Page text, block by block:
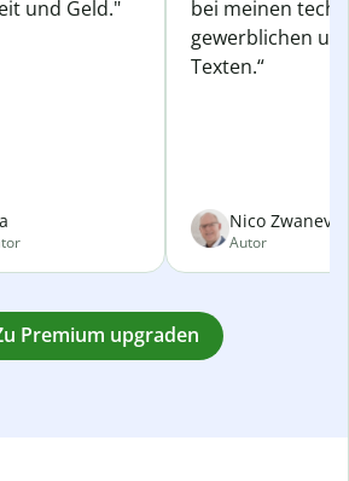
und Geld."
bei meinen
gewerblichen
Texten.“
Nico
Autor
Premium upgraden